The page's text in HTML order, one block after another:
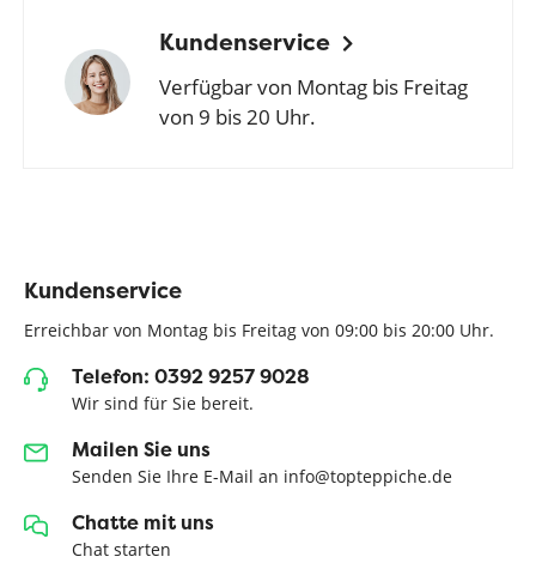
Kundenservice
Verfügbar von Montag bis Freitag
von 9 bis 20 Uhr.
Kundenservice
Erreichbar von Montag bis Freitag von 09:00 bis 20:00 Uhr.
Telefon: 0392 9257 9028
Wir sind für Sie bereit.
Mailen Sie uns
Senden Sie Ihre E-Mail an info@topteppiche.de
Chatte mit uns
Chat starten